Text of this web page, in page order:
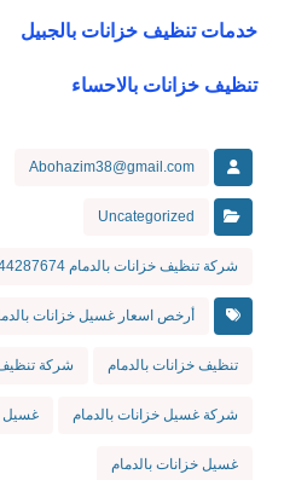
خدمات تنظيف خزانات بالجبيل
تنظيف خزانات بالاحساء
Abohazim38@gmail.com
Uncategorized
شركة تنظيف خزانات بالدمام 0544287674 خصم 30%
أرخص اسعار غسيل خزانات
تنظيف خزانات بالدمام شركة تنظيف
شركة غسيل خزانات بالدمام غسيل
غسيل خزانات بالدمام